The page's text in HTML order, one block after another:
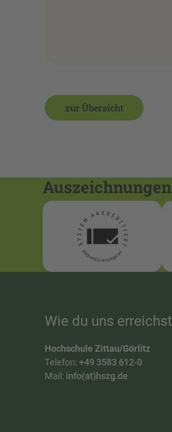
zur Übersicht
Wie du uns erreichst
Hochschule Zittau/Görlitz
Telefon: +49 3583 612-0
Mail: info(at)hszg.de